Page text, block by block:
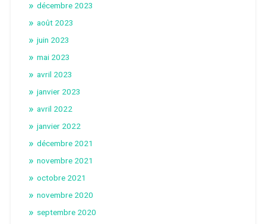
décembre 2023
août 2023
juin 2023
mai 2023
avril 2023
janvier 2023
avril 2022
janvier 2022
décembre 2021
novembre 2021
octobre 2021
novembre 2020
septembre 2020